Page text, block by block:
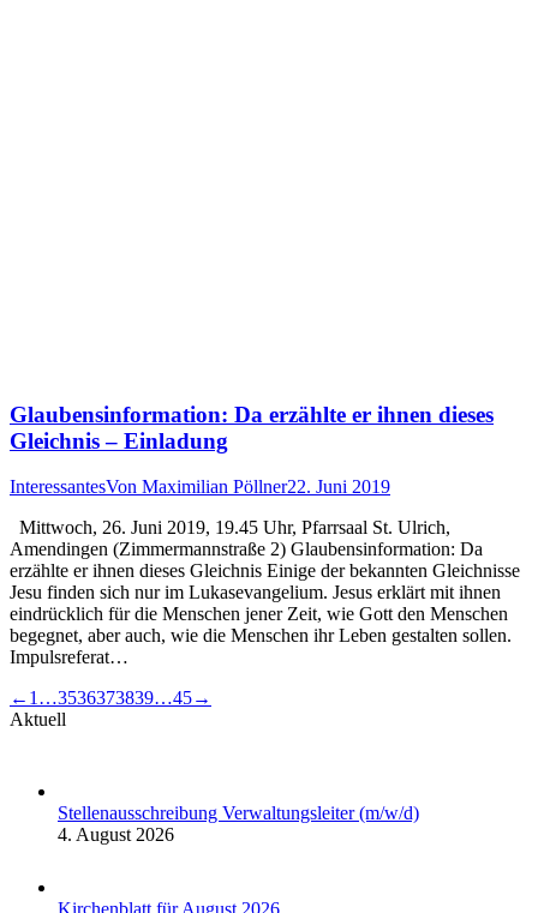
Glaubensinformation: Da erzählte er ihnen dieses
Gleichnis – Einladung
InteressantesVon Maximilian Pöllner22. Juni 2019
Mittwoch, 26. Juni 2019, 19.45 Uhr, Pfarrsaal St. Ulrich,
Amendingen (Zimmermannstraße 2) Glaubensinformation: Da
erzählte er ihnen dieses Gleichnis Einige der bekannten Gleichnisse
Jesu finden sich nur im Lukasevangelium. Jesus erklärt mit ihnen
eindrücklich für die Menschen jener Zeit, wie Gott den Menschen
begegnet, aber auch, wie die Menschen ihr Leben gestalten sollen.
Impulsreferat…
← 1 …3536373839…45→
Aktuell
Stellenausschreibung Verwaltungsleiter (m/w/d)
4. August 2026